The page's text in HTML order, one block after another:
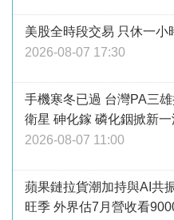
美股全時段交易 只休一小
2026-08-07 17:30
手機寒冬已過 台灣PA三
衛星 砷化鎵 磷化銦掀新
2026-08-07 11:00
蘋果鏈拉貨潮加持與AI共
旺季 外界估7月營收看